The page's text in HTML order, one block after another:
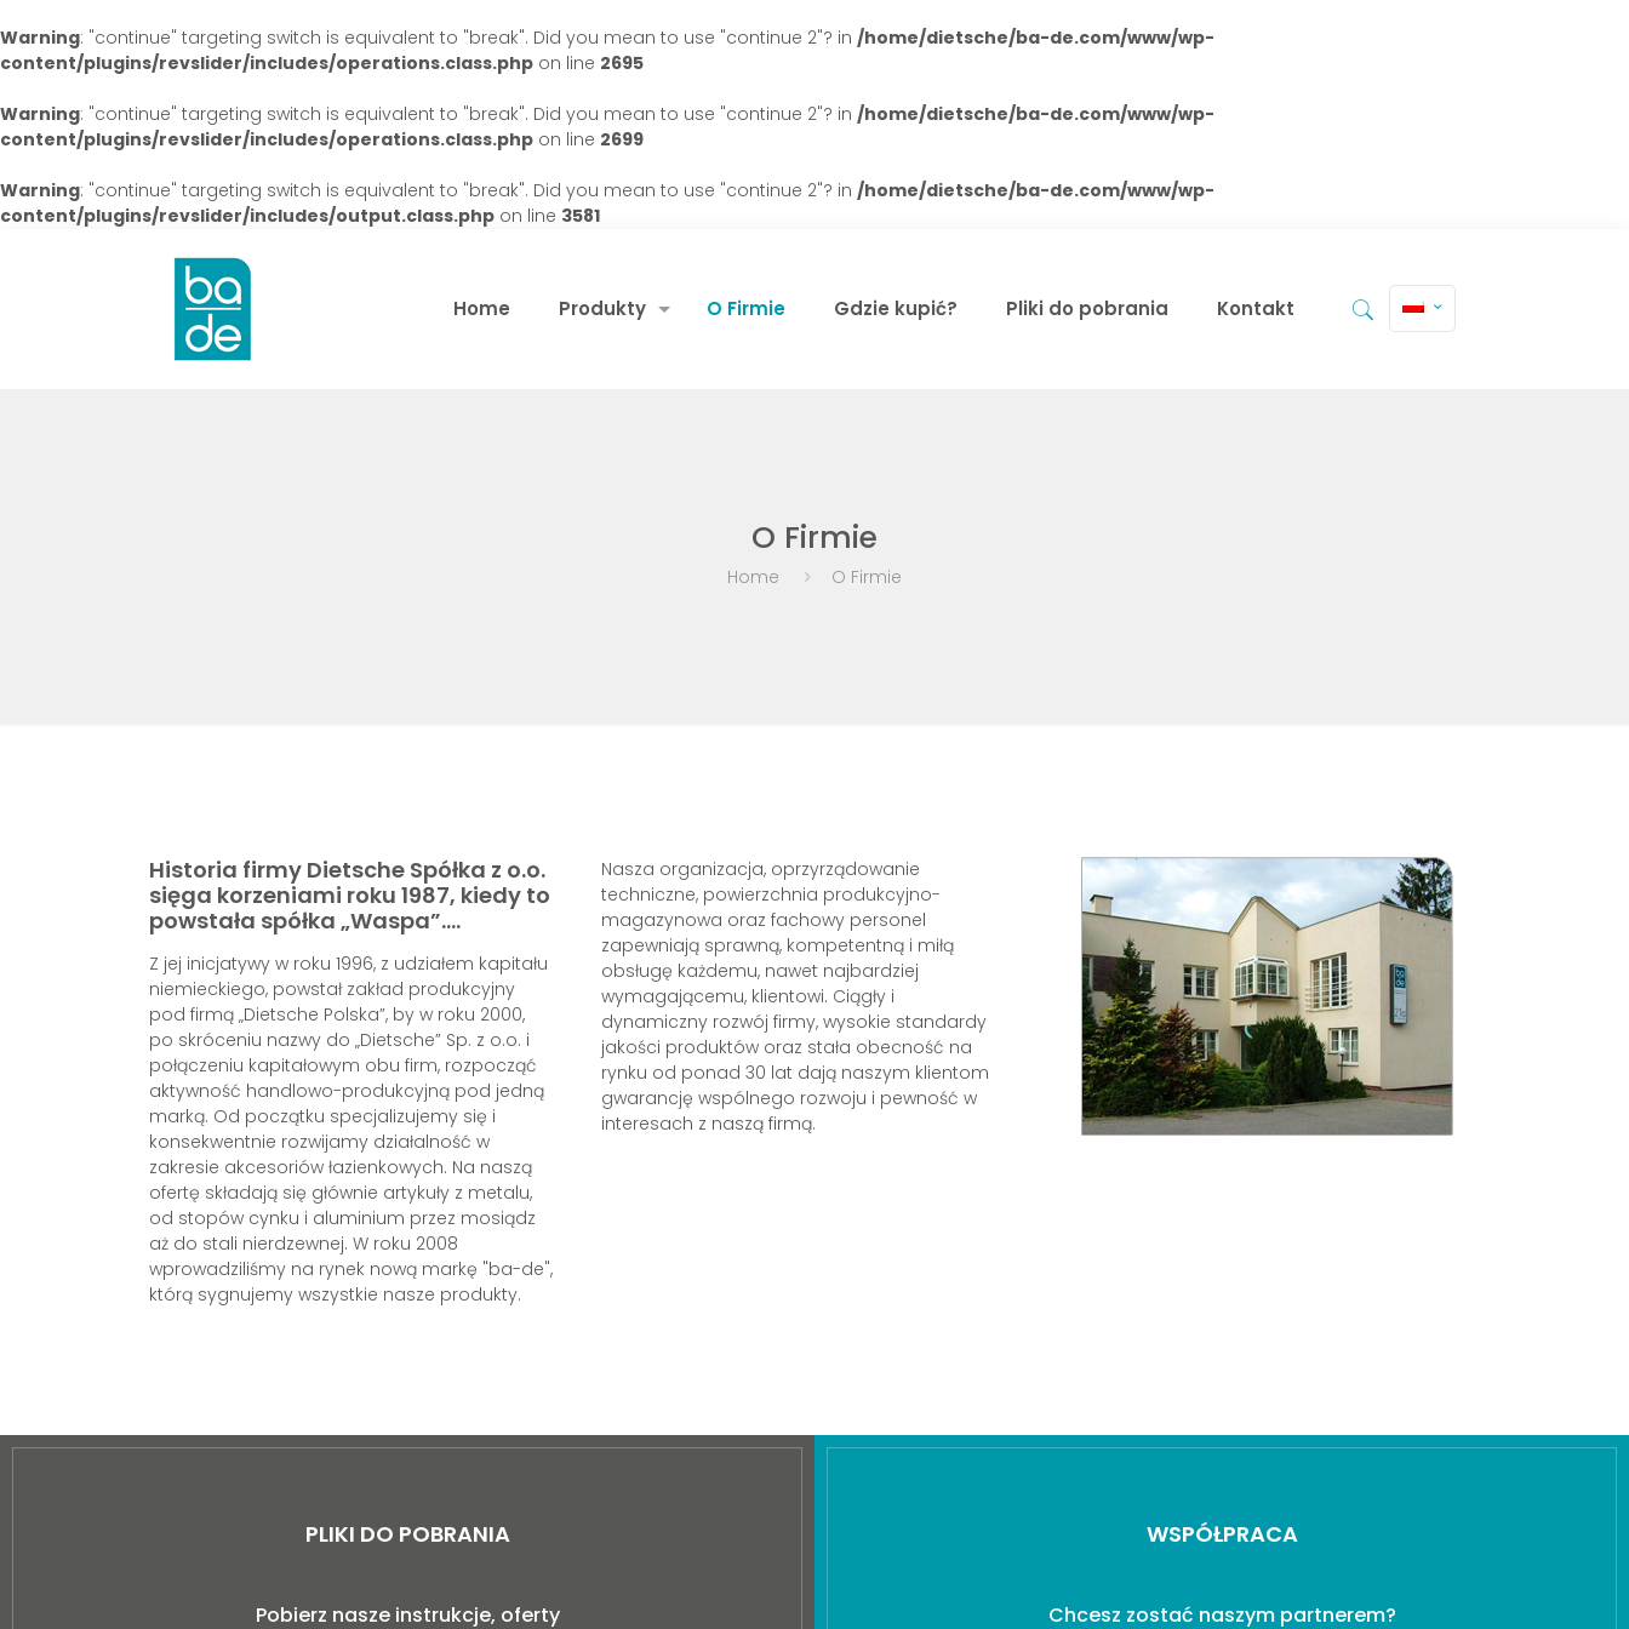
Warning: "continue" targeting switch is equivalent to "break". Did you mean to use "continue 2"? in /home/dietsche/ba-de.com/www/wp-
content/plugins/revslider/includes/operations.class.php on line 2695
Warning: "continue" targeting switch is equivalent to "break". Did you mean to use "continue 2"? in /home/dietsche/ba-de.com/www/wp-
content/plugins/revslider/includes/operations.class.php on line 2699
Warning: "continue" targeting switch is equivalent to "break". Did you mean to use "continue 2"? in /home/dietsche/ba-de.com/www/wp-
content/plugins/revslider/includes/output.class.php on line 3581
Home Produkty O Firmie Gdzie kupić? Pliki do pobrania Kontakt
O Firmie
Home O Firmie
Historia firmy Dietsche Spółka z o.o.
sięga korzeniami roku 1987, kiedy to
powstała spółka „Waspa”....
Z jej inicjatywy w roku 1996, z udziałem kapitału
niemieckiego, powstał zakład produkcyjny
pod firmą „Dietsche Polska”, by w roku 2000,
po skróceniu nazwy do „Dietsche” Sp. z o.o. i
połączeniu kapitałowym obu firm, rozpocząć
aktywność handlowo-produkcyjną pod jedną
marką. Od początku specjalizujemy się i
konsekwentnie rozwijamy działalność w
zakresie akcesoriów łazienkowych. Na naszą
ofertę składają się głównie artykuły z metalu,
od stopów cynku i aluminium przez mosiądz
aż do stali nierdzewnej. W roku 2008
wprowadziliśmy na rynek nową markę "ba-de",
którą sygnujemy wszystkie nasze produkty.
Nasza organizacja, oprzyrządowanie
techniczne, powierzchnia produkcyjno-
magazynowa oraz fachowy personel
zapewniają sprawną, kompetentną i miłą
obsługę każdemu, nawet najbardziej
wymagającemu, klientowi. Ciągły i
dynamiczny rozwój firmy, wysokie standardy
jakości produktów oraz stała obecność na
rynku od ponad 30 lat dają naszym klientom
gwarancję wspólnego rozwoju i pewność w
interesach z naszą firmą.
PLIKI DO POBRANIA
Pobierz nasze instrukcje, oferty
WSPÓŁPRACA
Chcesz zostać naszym partnerem?